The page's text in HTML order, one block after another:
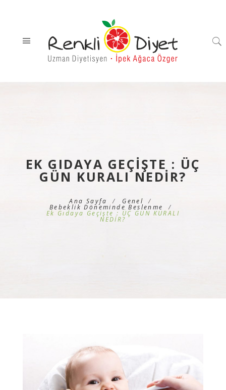
EK GIDAYA GEÇIŞTE : ÜÇ
GÜN KURALI NEDİR?
Ana Sayfa Genel
Bebeklik Döneminde Beslenme
Ek Gıdaya Geçişte : ÜÇ GÜN KURALI
NEDİR?